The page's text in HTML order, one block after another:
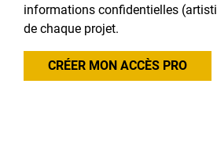
informations confidentielles
de chaque projet.
CRÉER MON ACCÈS PRO